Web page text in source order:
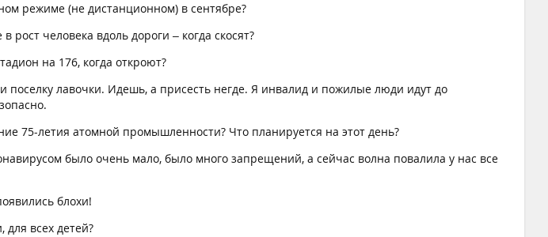
режиме (не дистанционном) в сентябре?
человека вдоль дороги – когда скосят?
на 176, когда откроют?
поселку лавочки. Идешь, а присесть негде. Я инвалид и пожилые люди идут до
75-летия атомной промышленности? Что планируется на этот день?
было очень мало, было много запрещений, а сейчас волна повалила у нас все
блохи!
для всех детей?